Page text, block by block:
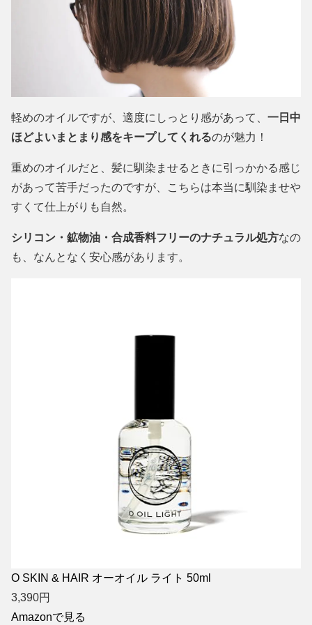
軽めのオイルですが、適度にしっとり感があって、 一日中
ほどよいまとまり感をキープしてくれるのが魅力！
重めのオイルだと、髪に馴染ませるときに引っかかる感じ
があって苦手だったのですが、こちらは本当に馴染ませや
すくて仕上がりも自然。
シリコン・鉱物油・合成香料フリーのナチュラル処方なの
も、なんとなく安心感があります。
O SKIN & HAIR オーオイル ライト 50ml
3,390円
Amazonで見る